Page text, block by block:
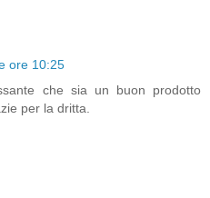
ore 10:25
che sia un buon prodotto
per la dritta.